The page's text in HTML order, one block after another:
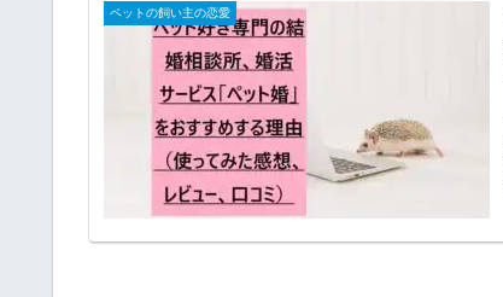
ペットの飼い主の恋愛